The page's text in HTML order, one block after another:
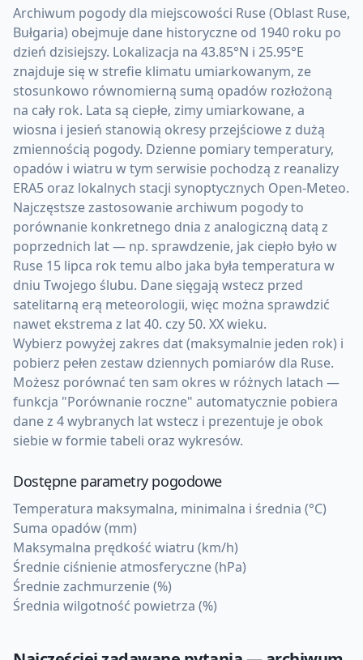
Archiwum pogody dla miejscowości Ruse (Oblast Ruse,
Bułgaria) obejmuje dane historyczne od 1940 roku po
dzień dzisiejszy. Lokalizacja na 43.85°N i 25.95°E
znajduje się w strefie klimatu umiarkowanym, ze
stosunkowo równomierną sumą opadów rozłożoną
na cały rok. Lata są ciepłe, zimy umiarkowane, a
wiosna i jesień stanowią okresy przejściowe z dużą
zmiennością pogody. Dzienne pomiary temperatury,
opadów i wiatru w tym serwisie pochodzą z reanalizy
ERA5 oraz lokalnych stacji synoptycznych Open-Meteo.
Najczęstsze zastosowanie archiwum pogody to
porównanie konkretnego dnia z analogiczną datą z
poprzednich lat — np. sprawdzenie, jak ciepło było w
Ruse 15 lipca rok temu albo jaka była temperatura w
dniu Twojego ślubu. Dane sięgają wstecz przed
satelitarną erą meteorologii, więc można sprawdzić
nawet ekstrema z lat 40. czy 50. XX wieku.
Wybierz powyżej zakres dat (maksymalnie jeden rok) i
pobierz pełen zestaw dziennych pomiarów dla Ruse.
Możesz porównać ten sam okres w różnych latach —
funkcja "Porównanie roczne" automatycznie pobiera
dane z 4 wybranych lat wstecz i prezentuje je obok
siebie w formie tabeli oraz wykresów.
Dostępne parametry pogodowe
Temperatura maksymalna, minimalna i średnia (°C)
Suma opadów (mm)
Maksymalna prędkość wiatru (km/h)
Średnie ciśnienie atmosferyczne (hPa)
Średnie zachmurzenie (%)
Średnia wilgotność powietrza (%)